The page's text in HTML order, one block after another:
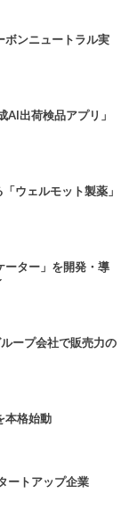
ボンニュートラル実
出荷検品アプリ」
ウェルモット製薬」
ーター」を開発・導
ープ会社で販売力の
本格始動
ートアップ企業